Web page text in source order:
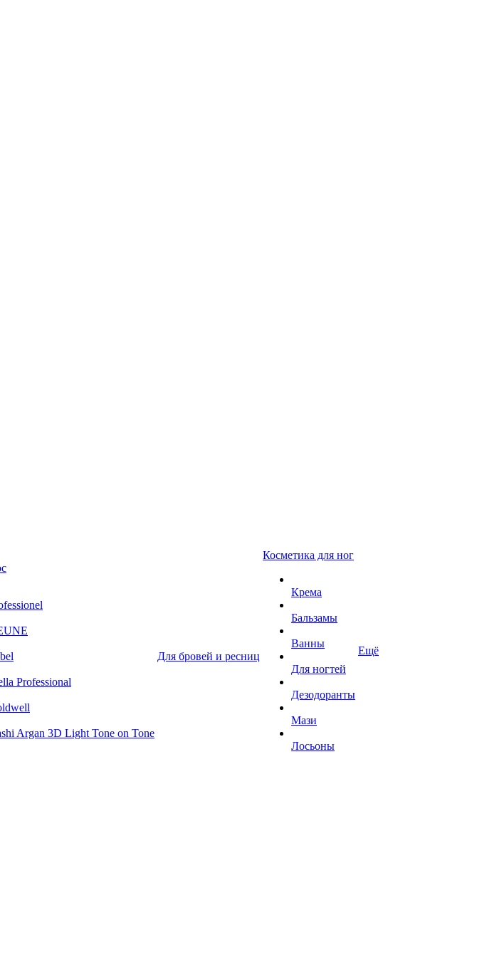
Professional
Argan 3D Light Tone on Tone
Для бровей и ресниц
Косметика для ног
Крема
Бальзамы
Ванны
Для ногтей
Дезодоранты
Мази
Лосьоны
Ещё